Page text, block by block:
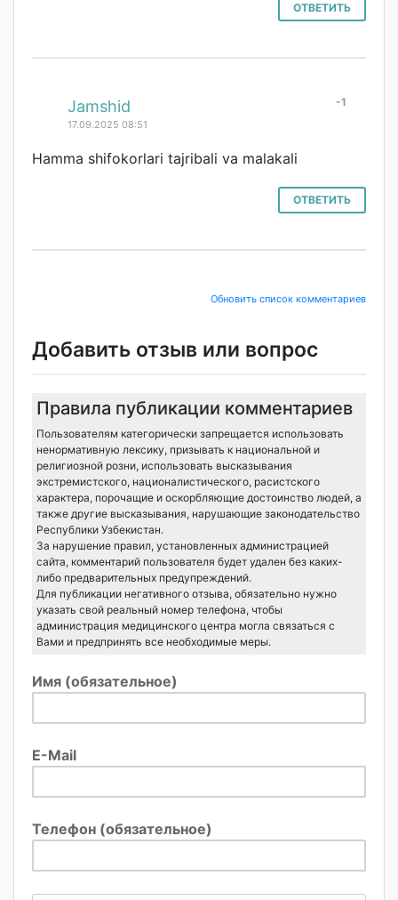
ОТВЕТИТЬ
-1
Jamshid
17.09.2025 08:51
Hamma shifokorlari tajribali va malakali
ОТВЕТИТЬ
Обновить список комментариев
Добавить отзыв или вопрос
Правила публикации комментариев
Пользователям категорически запрещается использовать
ненормативную лексику, призывать к национальной и
религиозной розни, использовать высказывания
экстремистского, националистического, расистского
характера, порочащие и оскорбляющие достоинство людей, а
также другие высказывания, нарушающие законодательство
Республики Узбекистан.
За нарушение правил, установленных администрацией
сайта, комментарий пользователя будет удален без каких-
либо предварительных предупреждений.
Для публикации негативного отзыва, обязательно нужно
указать свой реальный номер телефона, чтобы
администрация медицинского центра могла связаться с
Вами и предпринять все необходимые меры.
Имя (обязательное)
E-Mail
Телефон (обязательное)